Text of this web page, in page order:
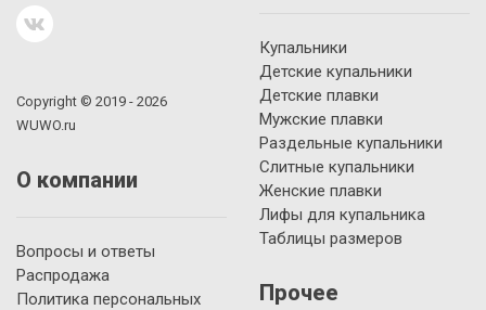
Copyright © 2019 - 2026
WUWO.ru
О компании
Вопросы и ответы
Распродажа
Политика персональных
Купальники
Детские купальники
Детские плавки
Мужские плавки
Раздельные купальники
Слитные купальники
Женские плавки
Лифы для купальника
Таблицы размеров
Прочее